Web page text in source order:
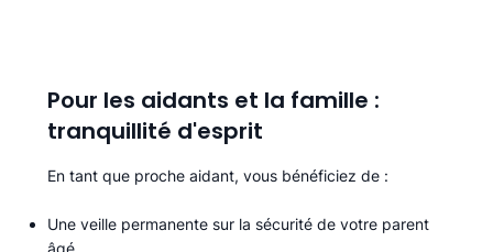
Pour les aidants et la famille :
tranquillité d'esprit
En tant que proche aidant, vous bénéficiez de :
Une veille permanente sur la sécurité de votre parent
âgé